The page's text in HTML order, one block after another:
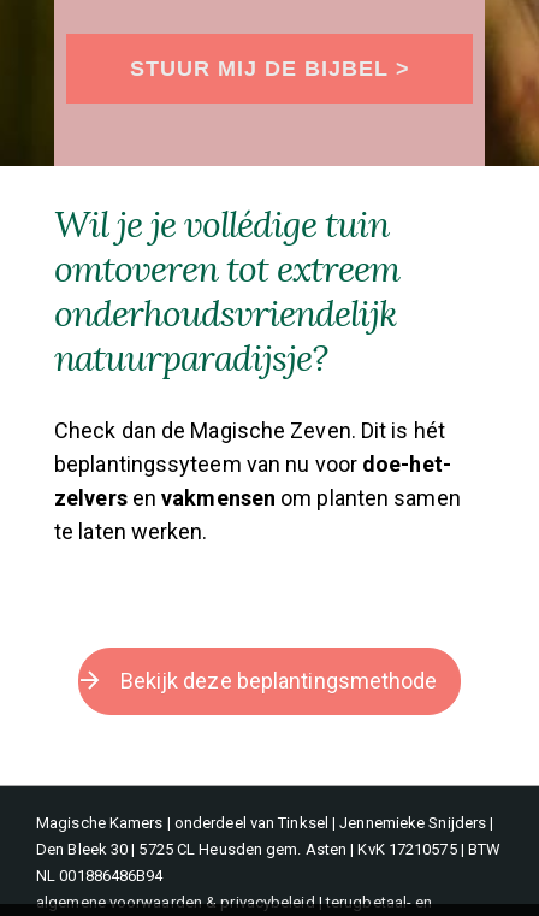
Wil je je vollédige tuin
omtoveren tot extreem
onderhoudsvriendelijk
natuurparadijsje?
Check dan de Magische Zeven. Dit is hét
beplantingssyteem van nu voor doe-het-
zelvers envakmensen om planten samen
te laten werken.
Bekijk deze beplantingsmethode
Magische Kamers | onderdeel van Tinksel | Jennemieke Snijders |
Den Bleek 30 | 5725 CL Heusden gem. Asten | KvK 17210575 | BTW
NL 001886486B94
algemene voorwaarden & privacybeleid|terugbetaal- en